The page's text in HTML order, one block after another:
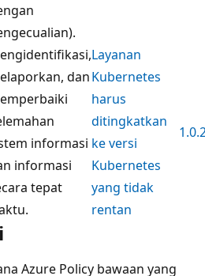
dan
informasi
informasi
tepat
Layanan
Kubernetes
harus
ditingkatkan
ke versi
Kubernetes
yang tidak
rentan
Azure Policy bawaan yang